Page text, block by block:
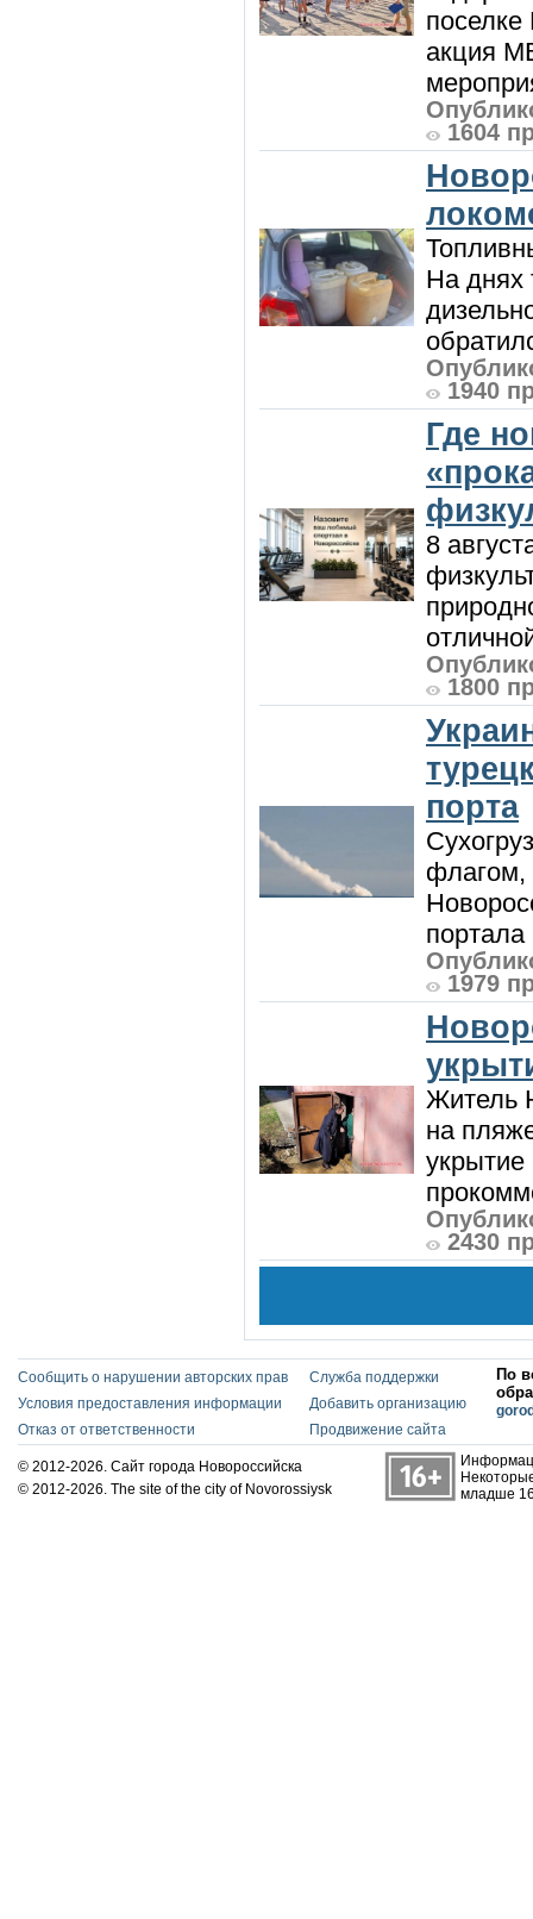
акция
1604
На днях
1940
Где
8
1800
порта
флагом,
1979
Житель
на
2430
Сообщить о нарушении авторских прав
Условия предоставления информации
Отказ от ответственности
Служба поддержки
Добавить организацию
Продвижение сайта
По
© 2012-2026. Сайт города Новороссийска
© 2012-2026. The site of the city of Novorossiysk
младше